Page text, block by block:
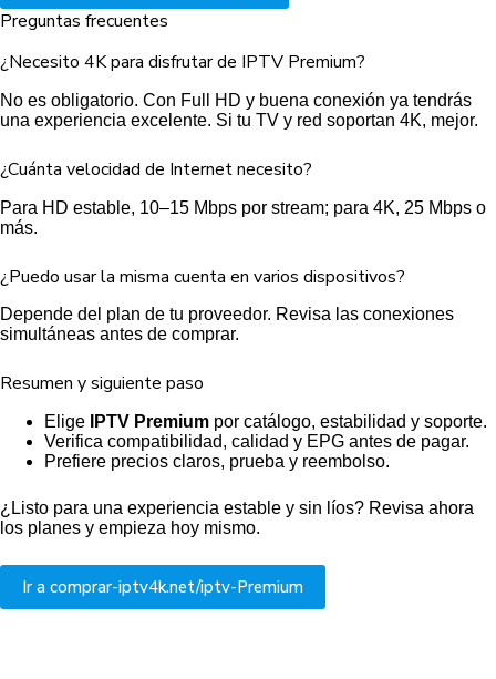
Preguntas frecuentes
¿Necesito 4K para disfrutar de IPTV Premium?
No es obligatorio. Con Full HD y buena conexión ya tendrás
una experiencia excelente. Si tu TV y red soportan 4K, mejor.
¿Cuánta velocidad de Internet necesito?
Para HD estable, 10–15 Mbps por stream; para 4K, 25 Mbps o
más.
¿Puedo usar la misma cuenta en varios dispositivos?
Depende del plan de tu proveedor. Revisa las conexiones
simultáneas antes de comprar.
Resumen y siguiente paso
Elige IPTV Premium por catálogo, estabilidad y soporte.
Verifica compatibilidad, calidad y EPG antes de pagar.
Prefiere precios claros, prueba y reembolso.
¿Listo para una experiencia estable y sin líos? Revisa ahora
los planes y empieza hoy mismo.
Ir a comprar-iptv4k.net/iptv-Premium